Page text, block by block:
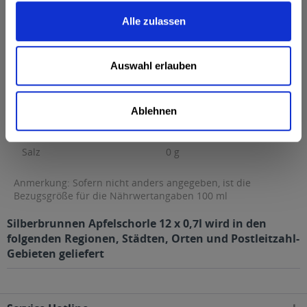
Alle zulassen
Auswahl erlauben
Ablehnen
24 kcal / 101 kJ
Fett
0 g
davon gesättigte Fettsäuren
0 g
Kohlenhydrate
5,3 g
5,3 g
Eiweiß
0 g
Salz
0 g
Anmerkung: Sofern nicht anders angegeben, ist die
Bezugsgröße für die Nährwertangaben 100 ml
Silberbrunnen Apfelschorle 12 x 0,7l wird in den
folgenden Regionen, Städten, Orten und Postleitzahl-
Gebieten geliefert